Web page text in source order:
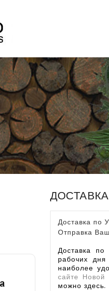
ДОСТАВКА
Доставка по
Отправка
Доставка по
рабочих
наиболее
сайте Новой
можно здесь.